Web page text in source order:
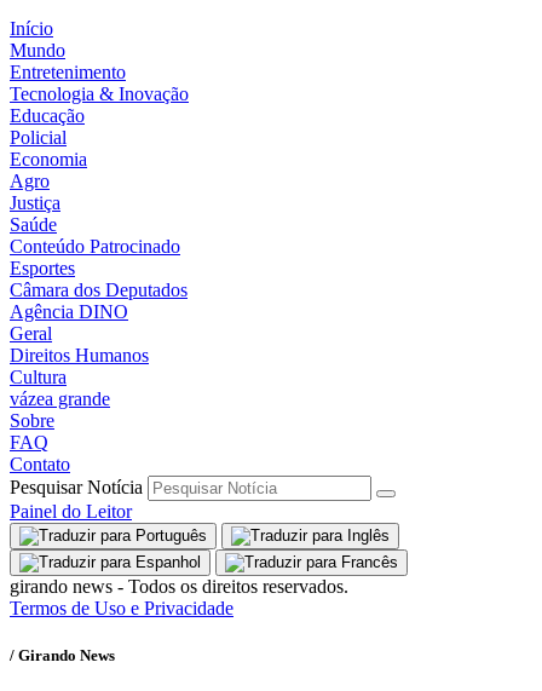
Início
Mundo
Entretenimento
Tecnologia & Inovação
Educação
Policial
Economia
Agro
Justiça
Saúde
Conteúdo Patrocinado
Esportes
Câmara dos Deputados
Agência DINO
Geral
Direitos Humanos
Cultura
vázea grande
Sobre
FAQ
Contato
Pesquisar Notícia
Painel do Leitor
girando news - Todos os direitos reservados.
Termos de Uso e Privacidade
/ Girando News